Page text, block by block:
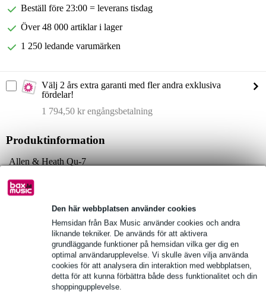
Den här webbplatsen använder cookies
Hemsidan från Bax Music använder cookies och andra
liknande tekniker. De används för att aktivera
grundläggande funktioner på hemsidan vilka ger dig en
optimal användarupplevelse. Vi skulle även vilja använda
cookies för att analysera din interaktion med webbplatsen,
detta för att kunna förbättra både dess funktionalitet och din
shoppingupplevelse.
Beställ före 23:00 = leverans tisdag
Över 48 000 artiklar i lager
1 250 ledande varumärken
Välj 2 års extra garanti med fler andra exklusiva
fördelar!
1 794,50 kr engångsbetalning
Produktinformation
Allen & Heath Qu-7
digital mixer
mått: 800 x 476 x 213 mm
Fullständiga specifikationer
Se även (2)